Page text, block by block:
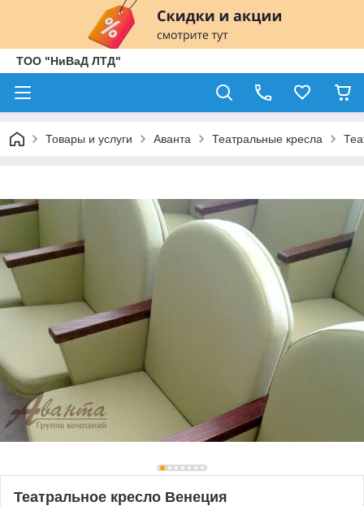
ТОО "НиВаД ЛТД"
Товары и услуги Аванта Театральные кресла
Театральное кресло Венеция